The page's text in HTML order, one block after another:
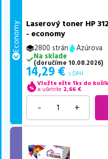
Economy
Laserový toner HP
- economy
2800 strán
Azúrova
Na sklade
(doručíme 10.08.2026)
14,29 € s DPH
Vložte ešte 1ks do
a ušetríte 2,66 €
- +